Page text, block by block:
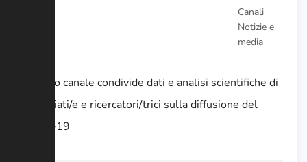
Canali
Notizie e
media
Questo canale condivide dati e analisi scientifiche di
scienziati/e e ricercatori/trici sulla diffusione del
Covid-19